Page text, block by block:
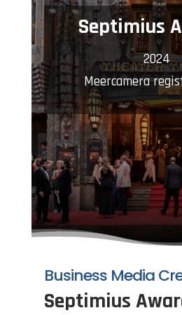
Septimius
2024
Meercamera
Business Media
Septimius